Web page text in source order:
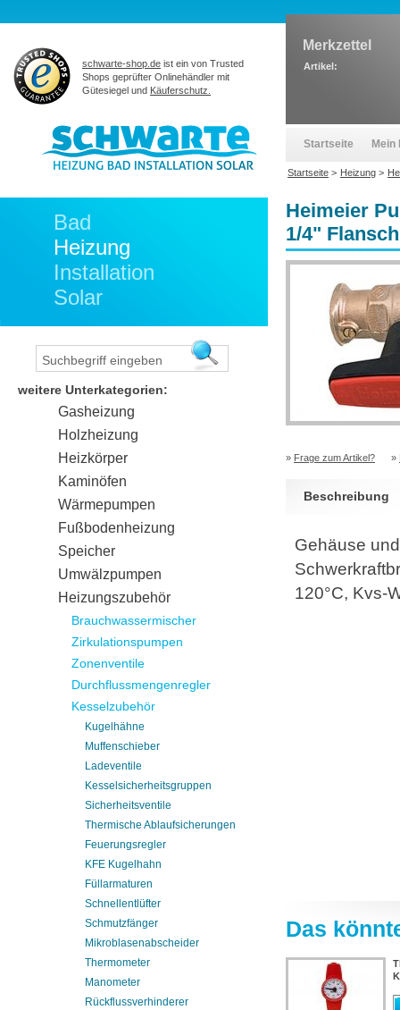
Heimeier
1/4" Flansch
» Frage zum Artikel? »
Beschreibung
Gehäuse
120°C, Kvs-
Das
Bad
Heizung
Installation
Solar
weitere Unterkategorien:
Gasheizung
Holzheizung
Heizkörper
Kaminöfen
Wärmepumpen
Fußbodenheizung
Speicher
Umwälzpumpen
Heizungszubehör
Brauchwassermischer
Zirkulationspumpen
Zonenventile
Durchflussmengenregler
Kesselzubehör
Kugelhähne
Muffenschieber
Ladeventile
Kesselsicherheitsgruppen
Sicherheitsventile
Thermische Ablaufsicherungen
Feuerungsregler
KFE Kugelhahn
Füllarmaturen
Schnellentlüfter
Schmutzfänger
Mikroblasenabscheider
Thermometer
Manometer
Rückflussverhinderer
schwarte-shop.de ist ein von Trusted
Shops geprüfter Onlinehändler mit
Gütesiegel und Käuferschutz.
Merkzettel
Artikel:
Startseite Mein
Startseite > Heizung >